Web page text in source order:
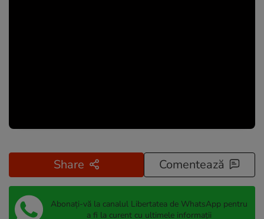
Share Comentează
Abonați-vă la canalul Libertatea de WhatsApp pentru
a fi la curent cu ultimele informații